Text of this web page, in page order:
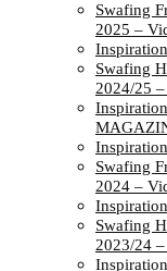
Swafing
2025 –
Swafing
2024/25
Swafing
2024 –
Swafing
2023/24